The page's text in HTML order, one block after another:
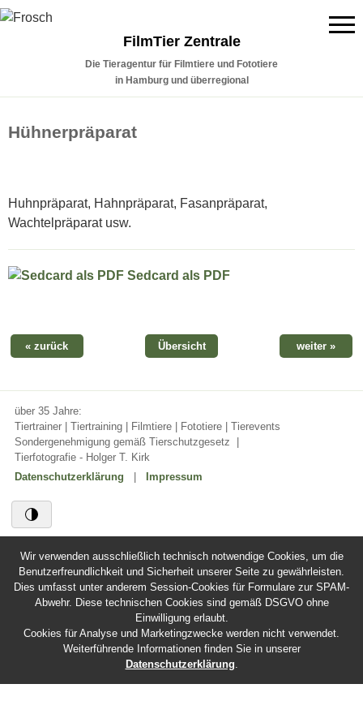
FilmTier Zentrale
Die Tieragentur für Filmtiere und Fototiere
in Hamburg und überregional
Hühnerpräparat
Huhnpräparat, Hahnpräparat, Fasanpräparat,
Wachtelpräparat usw.
Sedcard als PDF
« zurück weiter »
Übersicht
über 35 Jahre:
Tiertrainer | Tiertraining | Filmtiere | Fototiere | Tierevents
Sondergenehmigung gemäß Tierschutzgesetz
Tierfotografie - Holger T. Kirk
Datenschutzerklärung
Impressum
Wir verwenden ausschließlich technisch notwendige Cookies, um die
Benutzerfreundlichkeit und Sicherheit unserer Seite zu gewährleisten.
Dies umfasst unter anderem Session-Cookies für Formulare zur SPAM-
Abwehr. Diese technischen Cookies sind gemäß DSGVO ohne
Einwilligung erlaubt.
Cookies für Analyse und Marketingzwecke werden nicht verwendet.
Weiterführende Informationen finden Sie in unserer
Datenschutzerklärung.